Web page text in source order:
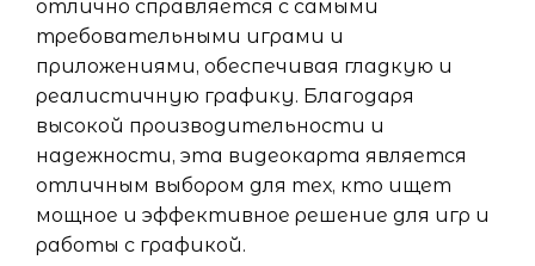
отлично справляется с самыми
требовательными играми и
приложениями, обеспечивая гладкую и
реалистичную графику. Благодаря
высокой производительности и
надежности, эта видеокарта является
отличным выбором для тех, кто ищет
мощное и эффективное решение для игр и
работы с графикой.